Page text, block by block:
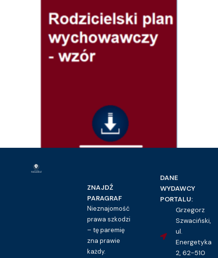
16.00
Kupuję dostęp do wzoru pisma
ZNAJDŹ
PARAGRAF
Nieznajomość
prawa szkodzi
– tę paremię
zna prawie
każdy.
DANE
WYDAWCY
PORTALU:
Grzegorz
Szwaciński,
ul.
Energetyka
2, 62-510